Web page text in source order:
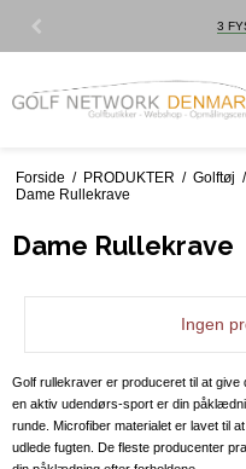
3
Forside / PRODUKTER / Golftøj /
Dame Rullekrave
Dame Rullekrave
Ingen
Golf rullekraver er produceret til at give
en aktiv udendørs-sport er din
runde. Microfiber materialet er lavet til
udlede fugten. De fleste producenter